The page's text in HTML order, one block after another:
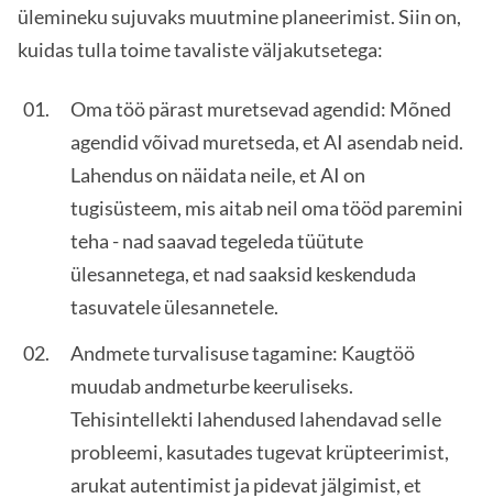
ülemineku sujuvaks muutmine planeerimist. Siin on,
kuidas tulla toime tavaliste väljakutsetega:
Oma töö pärast muretsevad agendid: Mõned
agendid võivad muretseda, et AI asendab neid.
Lahendus on näidata neile, et AI on
tugisüsteem, mis aitab neil oma tööd paremini
teha - nad saavad tegeleda tüütute
ülesannetega, et nad saaksid keskenduda
tasuvatele ülesannetele.
Andmete turvalisuse tagamine: Kaugtöö
muudab andmeturbe keeruliseks.
Tehisintellekti lahendused lahendavad selle
probleemi, kasutades tugevat krüpteerimist,
arukat autentimist ja pidevat jälgimist, et